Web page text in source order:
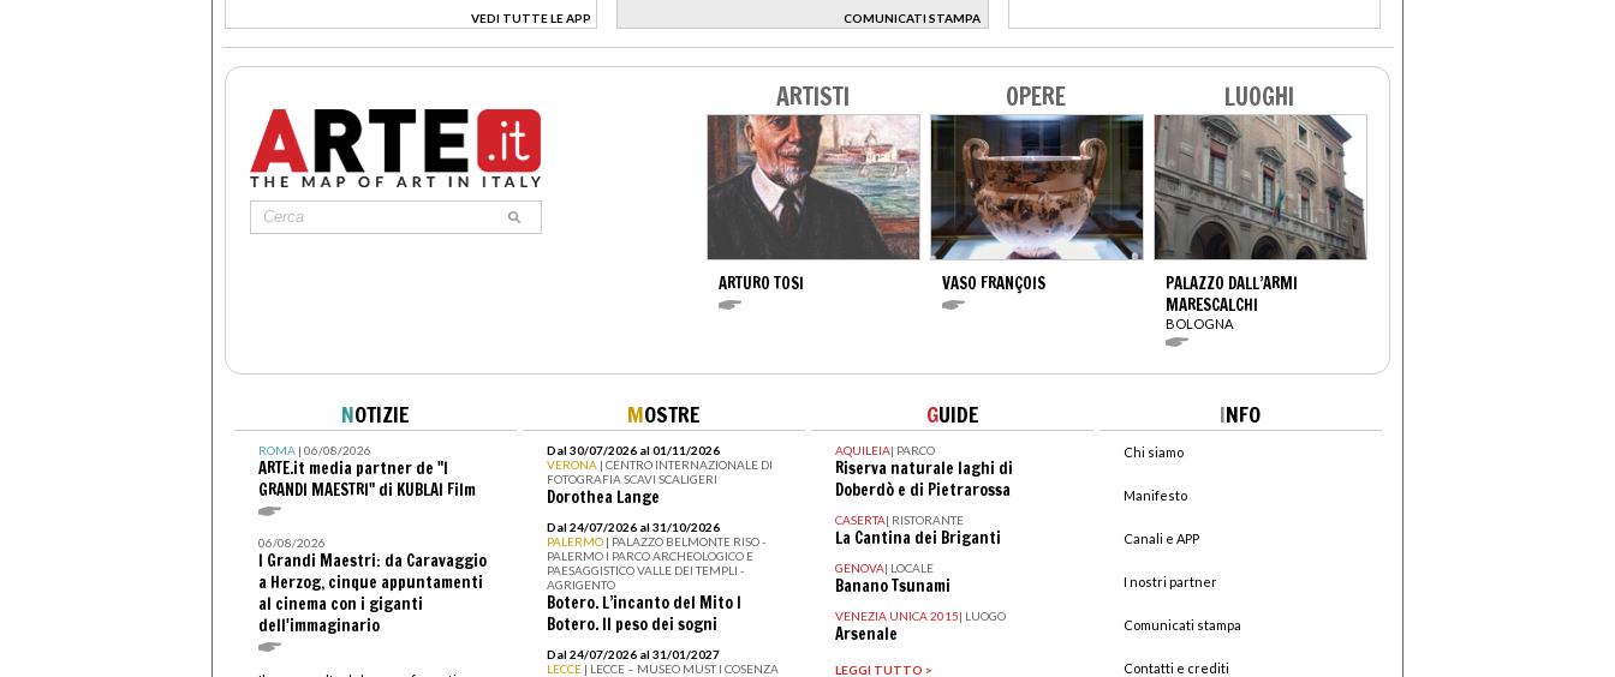
VEDI TUTTE LE APP
>
COMUNICATI STAMPA
>
ARTISTI
ARTURO TOSI
OPERE
VASO FRANÇOIS
LUOGHI
PALAZZO DALL’ARMI
MARESCALCHI
BOLOGNA
NOTIZIE
ROMA| 06/08/2026
ARTE.it media partner de "I
GRANDI MAESTRI" di KUBLAI Film
06/08/2026
I Grandi Maestri: da Caravaggio
a Herzog, cinque appuntamenti
al cinema con i giganti
dell'immaginario
MOSTRE
Dal 30/07/2026 al 01/11/2026
VERONA | CENTRO INTERNAZIONALE DI
FOTOGRAFIA SCAVI SCALIGERI
Dorothea Lange
Dal 24/07/2026 al 31/10/2026
PALERMO | PALAZZO BELMONTE RISO -
PALERMO I PARCO ARCHEOLOGICO E
PAESAGGISTICO VALLE DEI TEMPLI -
AGRIGENTO
Botero. L’incanto del Mito I
Botero. Il peso dei sogni
Dal 24/07/2026 al 31/01/2027
LECCE | LECCE – MUSEO MUST I COSENZA
GUIDE
AQUILEIA| PARCO
Riserva naturale laghi di
Doberdò e di Pietrarossa
CASERTA| RISTORANTE
La Cantina dei Briganti
GENOVA| LOCALE
Banano Tsunami
VENEZIA UNICA 2015| LUOGO
Arsenale
LEGGI TUTTO >
INFO
Chi siamo
Manifesto
Canali e APP
I nostri partner
Comunicati stampa
Contatti e crediti